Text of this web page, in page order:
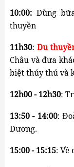
10:00: Dùng
thuyền
11h30: Du
Châu và đưa
biệt thủy thủ và
12h00 - 12h30:
13:50 - 14:00:
Dương.
15:00 - 15:15: Về